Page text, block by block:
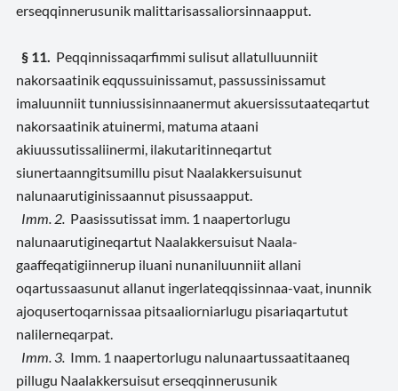
erseqqinnerusunik malittarisassaliorsinnaapput.
§ 11. Peqqinnissaqarfimmi sulisut allatulluunniit
nakorsaatinik eqqussuinissamut, passussinissamut
imaluunniit tunniussisinnaanermut akuersissutaateqartut
nakorsaatinik atuinermi, matuma ataani
akiuussutissaliinermi, ilakutaritinneqartut
siunertaanngitsumillu pisut Naalakkersuisunut
nalunaarutiginissaannut pisussaapput.
Imm. 2. Paasissutissat imm. 1 naapertorlugu
nalunaarutigineqartut Naalakkersuisut Naala-
gaaffeqatigiinnerup iluani nunaniluunniit allani
oqartussaasunut allanut ingerlateqqissinnaa-vaat, inunnik
ajoqusertoqarnissaa pitsaaliorniarlugu pisariaqartutut
nalilerneqarpat.
Imm. 3. Imm. 1 naapertorlugu nalunaartussaatitaaneq
pillugu Naalakkersuisut erseqqinnerusunik